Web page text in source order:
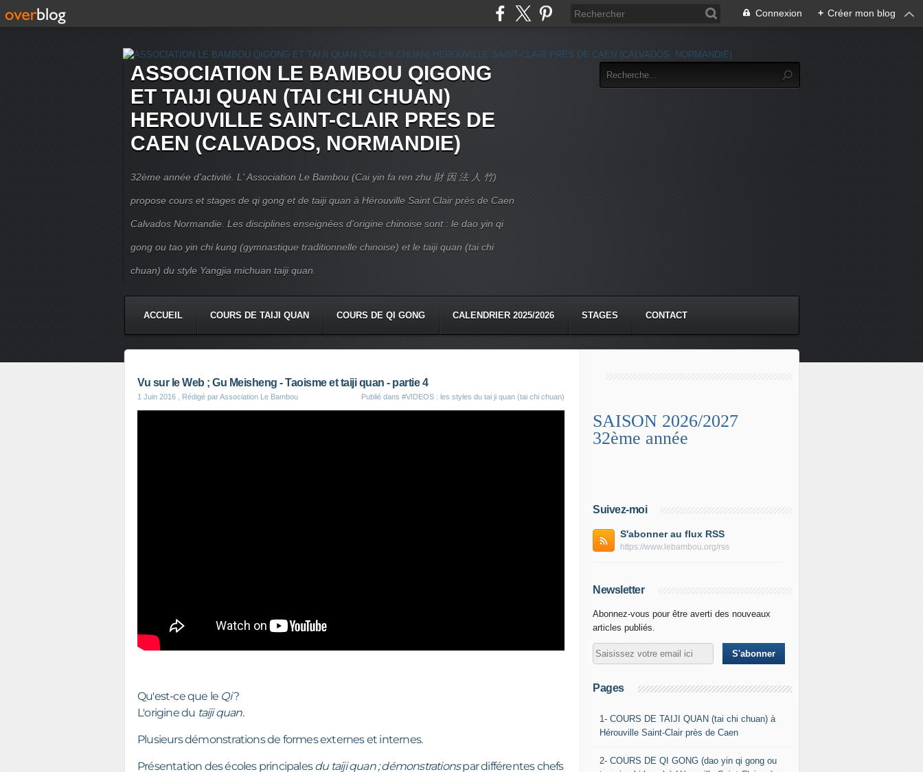
Connexion + Créer mon blog
ASSOCIATION LE BAMBOU QIGONG
ET TAIJI QUAN (TAI CHI CHUAN)
HEROUVILLE SAINT-CLAIR PRES DE
CAEN (CALVADOS, NORMANDIE)
32ème année d'activité. L' Association Le Bambou (Cai yin fa ren zhu 財 因 法 人 竹)
propose cours et stages de qi gong et de taiji quan à Hérouville Saint Clair près de Caen
Calvados Normandie. Les disciplines enseignées d'origine chinoise sont : le dao yin qi
gong ou tao yin chi kung (gymnastique traditionnelle chinoise) et le taiji quan (tai chi
chuan) du style Yangjia michuan taiji quan.
ACCUEIL COURS DE TAIJI QUAN COURS DE QI GONG CALENDRIER 2025/2026 STAGES CONTACT
Vu sur le Web ; Gu Meisheng - Taoisme et taiji quan - partie 4
1 Juin 2016 , Rédigé par Association Le Bambou Publié dans #VIDEOS : les styles du tai ji quan (tai chi chuan)
Qu'est-ce que le Qi?
L'origine du taiji quan.
Plusieurs démonstrations de formes externes et internes.
Présentation des écoles principalesdu taiji quan ; démonstrationspar différentes chefs
SAISON 2026/2027
32ème année
Suivez-moi
S'abonner au flux RSS
https://www.lebambou.org/rss
Newsletter
Abonnez-vous pour être averti des nouveaux
articles publiés.
Pages
1- COURS DE TAIJI QUAN (tai chi chuan) à
Hérouville Saint-Clair près de Caen
2- COURS DE QI GONG (dao yin qi gong ou